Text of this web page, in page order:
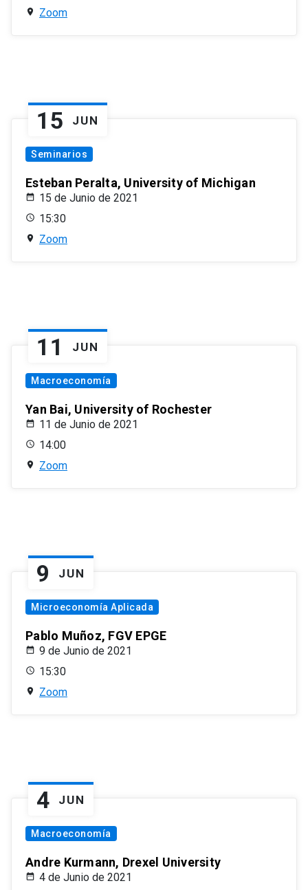
Zoom
15 JUN
Seminarios
Esteban Peralta, University of Michigan
15 de Junio de 2021
15:30
Zoom
11 JUN
Macroeconomía
Yan Bai, University of Rochester
11 de Junio de 2021
14:00
Zoom
9 JUN
Microeconomía Aplicada
Pablo Muñoz, FGV EPGE
9 de Junio de 2021
15:30
Zoom
4 JUN
Macroeconomía
Andre Kurmann, Drexel University
4 de Junio de 2021